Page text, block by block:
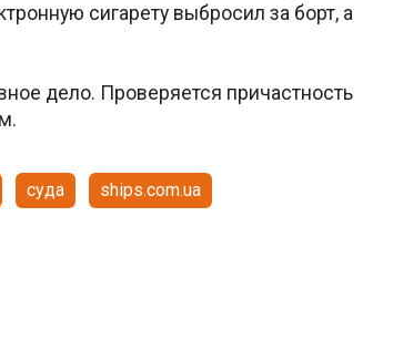
сигарету выбросил за борт, а
дело. Проверяется причастность
суда ships.com.ua